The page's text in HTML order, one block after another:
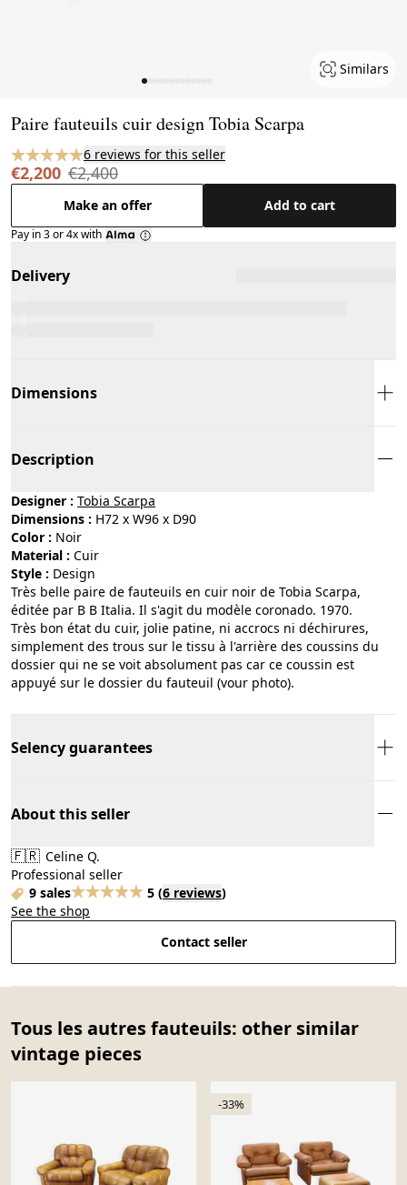
Similars
Paire fauteuils cuir design Tobia Scarpa
6 reviews for this seller
€2,200 €2,400
Make an offer Add to cart
Pay in 3 or 4x with
Delivery
Dimensions
Description
Designer : Tobia Scarpa
Dimensions : H72 x W96 x D90
Color :
noir
Material :
cuir
Style :
design
Très belle paire de fauteuils en cuir noir de Tobia Scarpa,
éditée par B B Italia. Il s'agit du modèle coronado. 1970.
Très bon état du cuir, jolie patine, ni accrocs ni déchirures,
simplement des trous sur le tissu à l'arrière des coussins du
dossier qui ne se voit absolument pas car ce coussin est
appuyé sur le dossier du fauteuil (vour photo).
Selency guarantees
About this seller
🇫🇷 Celine Q.
Professional seller
9 sales
5 (6 reviews)
See the shop
Contact seller
Tous les autres fauteuils: other similar
vintage pieces
-33%